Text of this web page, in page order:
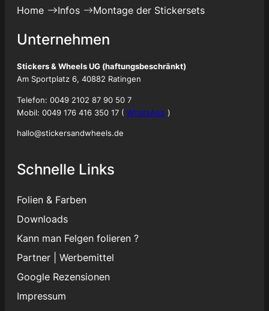
Home Infos Montage der Stickersets
Unternehmen
Stickers & Wheels UG (haftungsbeschränkt)
Am Sportplatz 6, 40882 Ratingen
Telefon: 0049 2102 87 90 50 7
Mobil: 0049 176 416 350 17 ( WhatsApp )
hallo@stickersandwheels.de
Schnelle Links
Folien & Farben
Downloads
Kann man Felgen folieren ?
Partner
Werbemittel
Google Rezensionen
Impressum